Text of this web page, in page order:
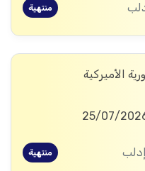
منتهية
الأميركية
إدلب منتهية